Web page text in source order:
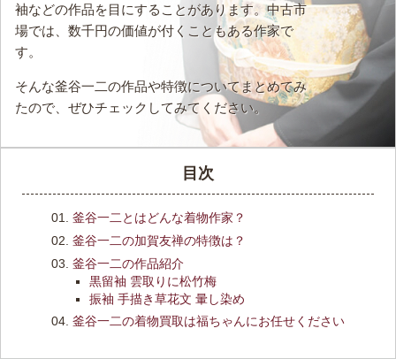
袖などの作品を目にすることがあります。中古市
場では、数千円の価値が付くこともある作家で
す。
そんな釜谷一二の作品や特徴についてまとめてみ
たので、ぜひチェックしてみてください。
目次
釜谷一二とはどんな着物作家？
釜谷一二の加賀友禅の特徴は？
釜谷一二の作品紹介
黒留袖 雲取りに松竹梅
振袖 手描き草花文 暈し染め
釜谷一二の着物買取は福ちゃんにお任せください